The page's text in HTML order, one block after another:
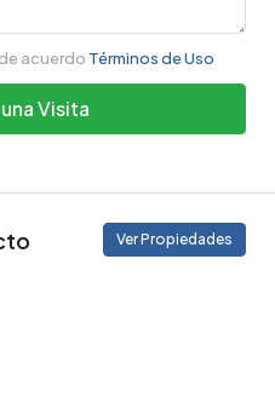
acuerdo Términos de Uso
Visita
Ver Propiedades